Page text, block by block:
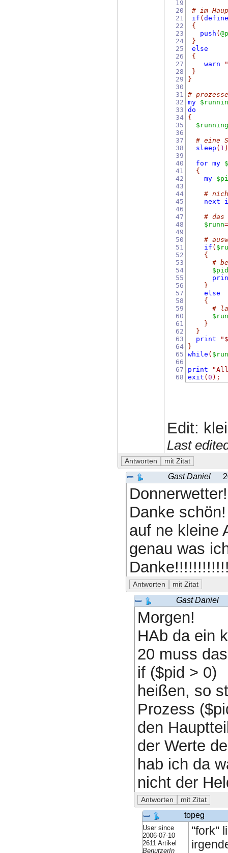
19
20
21
22
23
24
25
26
27
28
29
30
31
32
33
34
35
36
37
38
39
40
41
42
43
44
45
46
47
48
49
50
51
52
53
54
55
56
57
58
59
60
61
62
63
64
65
66
67
68
# im
if (
{
push (
}
else
{
warn
}
}
#
my
do
{
# eine
sleep ( 1
for my
{
my
#
next
# das
$runn
#
if (
{
#
}
else
{
#
}
}
print
}
while (
print
exit (0 );
Edit:
Last
Gast Daniel
Donnerwetter!
Danke
auf ne kleine
genau was
Gast Daniel
Morgen!
HAb da ein
20 muss
if ($pid > 0)
heißen, so
Prozess
den
der Werte
hab ich da
nicht der
topeg
User since
2006-07-10
2611 Artikel
BenutzerIn
"fork"